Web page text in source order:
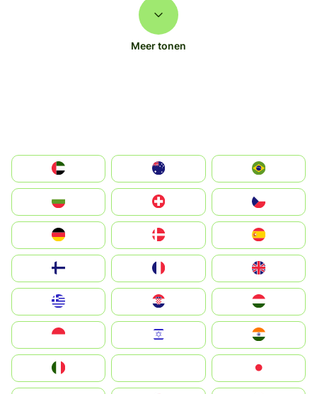
Meer tonen
الإمارات العربية المتحدة
Switzerland
Deutschland
United Kingdom
Magyarország